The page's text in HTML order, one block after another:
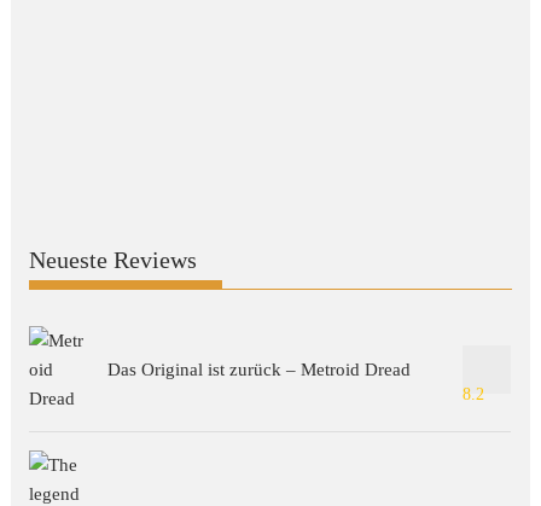
Neueste Reviews
Das Original ist zurück – Metroid Dread
8.2